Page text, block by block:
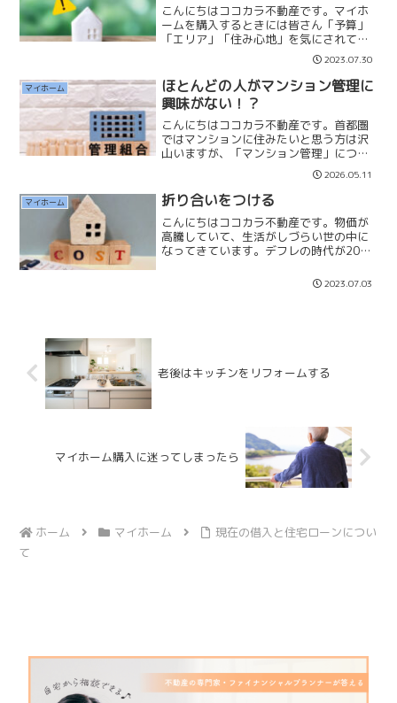
こんにちはココカラ不動産です。マイホ
ームを購入するときには皆さん「予算」
「エリア」「住み心地」を気にされて検
討されると思います。もちろんその通り
で、私もお客様には希望の中から「とき
めく」物件に出会えるまで購入しなくて
良いとお伝えしています。...
2023.07.30
マイホーム
ほとんどの人がマンション管理に
興味がない！？
こんにちはココカラ不動産です。首都圏
ではマンションに住みたいと思う方は沢
山いますが、「マンション管理」につい
ては、ほとんどの方が興味、関心がない
のかもしれません。私の住むマンション
の総戸数は「４９７戸」ありますが、年
一回行う通常総会に何人の...
2026.05.11
マイホーム 折り合いをつける
こんにちはココカラ不動産です。物価が
高騰していて、生活がしづらい世の中に
なってきています。デフレの時代が20年
と転換しています。お金の価値が下が
り、これから不動産、自動車、高級品か
2023.07.03
老後はキッチンをリフォームする
マイホーム購入に迷ってしまったら
ホーム マイホーム
現在の借入と住宅ローンについ
て